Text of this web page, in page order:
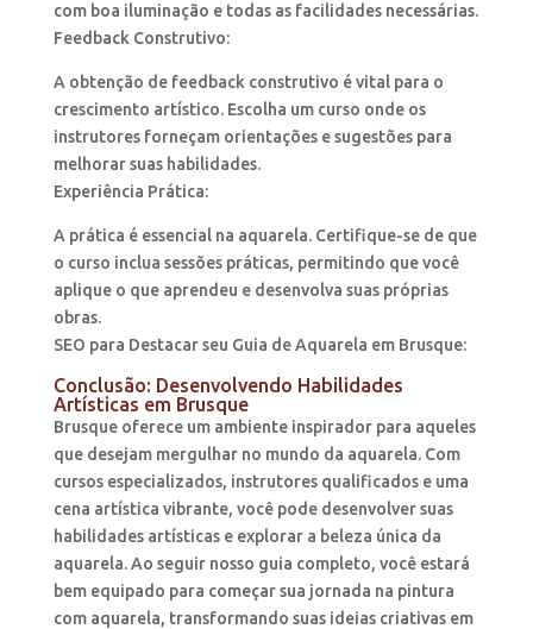
com boa iluminação e todas as facilidades necessárias.
Feedback Construtivo:
A obtenção de feedback construtivo é vital para o
crescimento artístico. Escolha um curso onde os
instrutores forneçam orientações e sugestões para
melhorar suas habilidades.
Experiência Prática:
A prática é essencial na aquarela. Certifique-se de que
o curso inclua sessões práticas, permitindo que você
aplique o que aprendeu e desenvolva suas próprias
obras.
SEO para Destacar seu Guia de Aquarela em Brusque:
Conclusão: Desenvolvendo Habilidades
Artísticas em Brusque
Brusque oferece um ambiente inspirador para aqueles
que desejam mergulhar no mundo da aquarela. Com
cursos especializados, instrutores qualificados e uma
cena artística vibrante, você pode desenvolver suas
habilidades artísticas e explorar a beleza única da
aquarela. Ao seguir nosso guia completo, você estará
bem equipado para começar sua jornada na pintura
com aquarela, transformando suas ideias criativas em